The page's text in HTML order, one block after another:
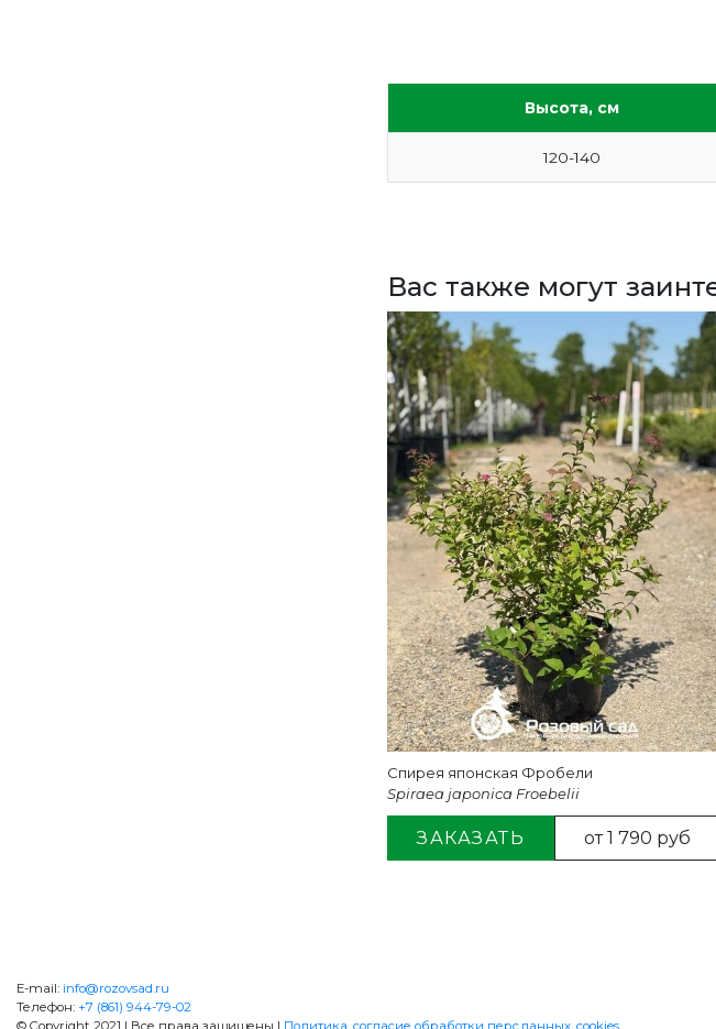
+7 (861) 944-79-02
Высота, см
120-140
Вас также могут
Спирея японская Фробели
Spiraea japonica Froebelii
ЗАКАЗАТЬ от 1 790 руб
E-mail: info@rozovsad.ru
Телефон: +7 (861) 944-79-02
© Copyright 2021 | Все права защищены | Политика, согласие обработки перс.данных, cookies